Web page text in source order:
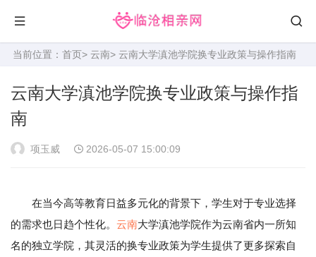
当前位置： 首页> 云南> 云南大学滇池学院换专业政策与操作指南
云南大学滇池学院换专业政策与操作指
南
项玉威 2026-05-07 15:00:09
在当今高等教育日益多元化的背景下，学生对于专业选择
的需求也日趋个性化。 云南大学滇池学院作为云南省内一所知
名的独立学院，其灵活的换专业政策为学生提供了更多探索自